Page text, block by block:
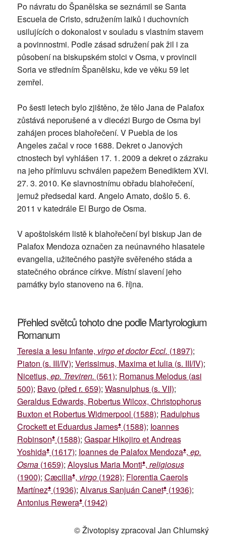
Po návratu do Španělska se seznámil se Santa
Escuela de Cristo, sdružením laiků i duchovních
usilujících o dokonalost v souladu s vlastním stavem
a povinnostmi. Podle zásad sdružení pak žil i za
působení na biskupském stolci v Osma, v provincii
Soria ve středním Španělsku, kde ve věku 59 let
zemřel.
Po šesti letech bylo zjištěno, že tělo Jana de Palafox
zůstává neporušené a v diecézi Burgo de Osma byl
zahájen proces blahořečení. V Puebla de los
Angeles začal v roce 1688. Dekret o Janových
ctnostech byl vyhlášen 17. 1. 2009 a dekret o zázraku
na jeho přímluvu schválen papežem Benediktem XVI.
27. 3. 2010. Ke slavnostnímu obřadu blahořečení,
jemuž předsedal kard. Angelo Amato, došlo 5. 6.
2011 v katedrále El Burgo de Osma.
V apoštolském listě k blahořečení byl biskup Jan de
Palafox Mendoza označen za neúnavného hlasatele
evangelia, užitečného pastýře svěřeného stáda a
statečného obránce církve. Místní slavení jeho
památky bylo stanoveno na 6. října.
Přehled světců tohoto dne podle Martyrologium
Romanum
Teresia a Iesu Infante, virgo et doctor Eccl. (1897);
Piaton (s. III/IV); Verissimus, Maxima et Iulia (s. III/IV);
Nicetius, ep. Treviren. (561); Romanus Melodus (asi
500); Bavo (před r. 659); Wasnulphus (s. VII);
Geraldus Edwards, Robertus Wilcox, Christophorus
Buxton et Robertus Widmerpool (1588); Radulphus
Crockett et Eduardus James♦(1588); Ioannes
Robinson♦(1588); Gaspar Hikojiro et Andreas
Yoshida♦(1617); Ioannes de Palafox Mendoza♦, ep.
Osma(1659); Aloysius Maria Monti♦, religiosus
(1900); Cæcilia♦, virgo(1928); Florentia Caerols
Martínez♦(1936); Alvarus Sanjuán Canet♦(1936);
Antonius Rewera♦(1942)
© Životopisy zpracoval Jan Chlumský